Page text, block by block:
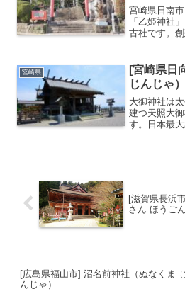
宮崎県日南
「乙姫神社
古社です。
した。主祭
平津毘売命
宮崎県
[宮崎県日
じんじゃ）
大御神社は
建つ天照大
す。日本最
[滋賀県長浜
さん ほうごん
[広島県福山市] 沼名前神社（ぬなくま
んじゃ）